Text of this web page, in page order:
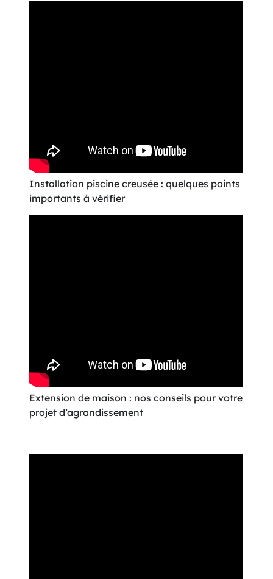
Installation piscine creusée : quelques points
importants à vérifier
Extension de maison : nos conseils pour votre
projet d’agrandissement